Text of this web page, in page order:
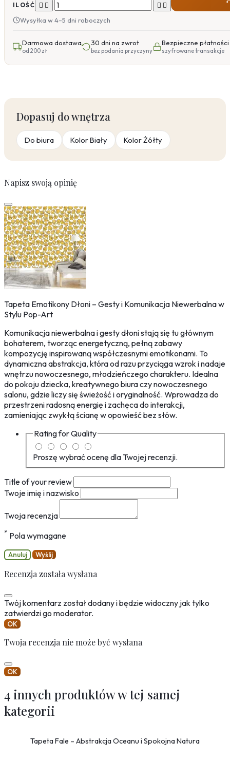
ILOŚĆ    
Wysyłka w 4–5 dni roboczych
Darmowa dostawa
od 200 zł
30 dni na zwrot
bez podania przyczyny
Bezpieczne płatności
szyfrowane transakcje
Dopasuj do wnętrza
Do biura Kolor Biały Kolor Żółty
Napisz swoją opinię
Tapeta Emotikony Dłoni – Gesty i Komunikacja Niewerbalna w
Stylu Pop-Art
Komunikacja niewerbalna i gesty dłoni stają się tu głównym
bohaterem, tworząc energetyczną, pełną zabawy
kompozycję inspirowaną współczesnymi emotikonami. To
dynamiczna abstrakcja, która od razu przyciąga wzrok i nadaje
wnętrzu nowoczesnego, młodzieńczego charakteru. Idealna
do pokoju dziecka, kreatywnego biura czy nowoczesnego
salonu, gdzie liczy się świeżość i oryginalność. Wprowadza do
przestrzeni radosną energię i zachęca do interakcji,
zamieniając zwykłą ścianę w opowieść bez słów.
Rating forQuality
Proszę wybrać ocenę dla Twojej recenzji.
Title of your review
Twoje imię i nazwisko
Twoja recenzja
* Pola wymagane
Anuluj Wyślij
Recenzja została wysłana
Twój komentarz został dodany i będzie widoczny jak tylko
zatwierdzi go moderator.
OK
Twoja recenzja nie może być wysłana
OK
4 innych produktów w tej samej
kategorii
Tapeta Fale – Abstrakcja Oceanu i Spokojna Natura